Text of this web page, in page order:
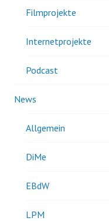
Filmprojekte
Internetprojekte
Podcast
News
Allgemein
DiMe
EBdW
LPM